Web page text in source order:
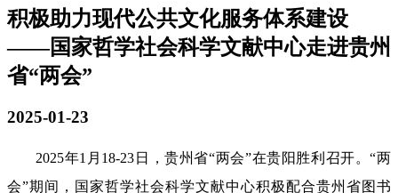
积极助力现代公共文化服务体系建设
——国家哲学社会科学文献中心走进贵州
省“两会”
2025-01-23
2025年1月18-23日，贵州省“两会”在贵阳胜利召开。“两
会”期间，国家哲学社会科学文献中心积极配合贵州省图书